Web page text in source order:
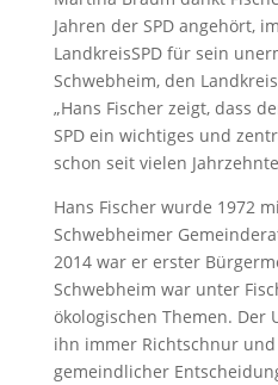
Jahren der SPD angehört,
LandkreisSPD für sein
Schwebheim, den
„Hans Fischer zeigt, dass
SPD ein wichtiges und
schon seit vielen
Hans Fischer wurde 1972
Schwebheimer
2014 war er erster
Schwebheim war unter
ökologischen Themen. Der
ihn immer Richtschnur
gemeindlicher